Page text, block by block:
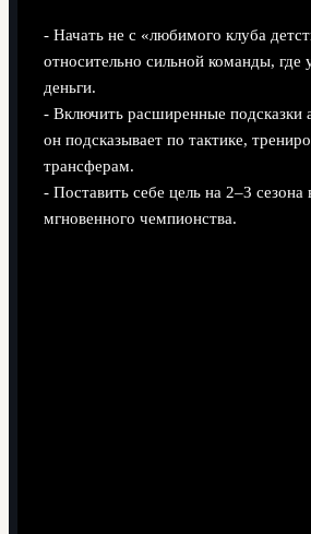
- Начать не с «любимого клуба
относительно сильной команды, где
деньги.
- Включить расширенные подсказки
он подсказывает по тактике,
трансферам.
- Поставить себе цель на 2–3 сезона
мгновенного чемпионства.